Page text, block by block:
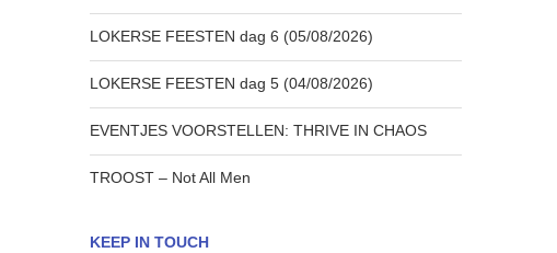
LOKERSE FEESTEN dag 6 (05/08/2026)
LOKERSE FEESTEN dag 5 (04/08/2026)
EVENTJES VOORSTELLEN: THRIVE IN CHAOS
TROOST – Not All Men
KEEP IN TOUCH